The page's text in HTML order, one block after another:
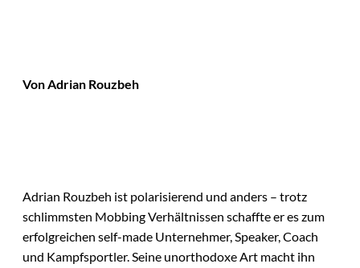
Von Adrian Rouzbeh
Adrian Rouzbeh ist polarisierend und anders – trotz
schlimmsten Mobbing Verhältnissen schaffte er es zum
erfolgreichen self-made Unternehmer, Speaker, Coach
und Kampfsportler. Seine unorthodoxe Art macht ihn